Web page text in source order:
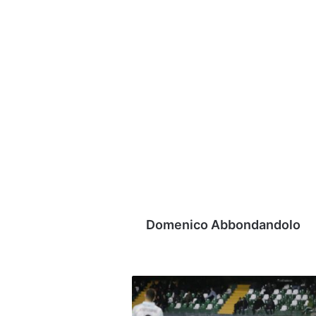
Domenico Abbondandolo
Serie
B,
34ª